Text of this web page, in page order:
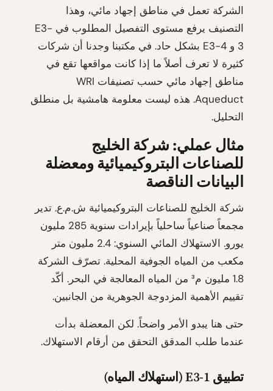
الشركة تعمل في مناطق إجهاد مائي، وهذا
التصنيف يرفع مستوى التفصيل المطلوب في E3-
3 و E3-4 بشكل حاد. في مكتبنا وجدنا أن شركات
كثيرة لا تعرف أصلاً ما إذا كانت مواقعها تقع في
مناطق إجهاد مائي حسب تصنيفات WRI
Aqueduct. هذه ليست معلومة هامشية بل منطلق
التحليل.
مثال عملي: شركة الخليج
للصناعات البتروكيميائية ومعضلة
البيانات الناقصة
شركة الخليج للصناعات البتروكيميائية ش.م.ع. تدير
مجمعاً صناعياً ساحلياً بإيرادات سنوية 285 مليون
يورو. الاستهلاك المائي السنوي: 2.4 مليون متر
مكعب من المياه الجوفية المحلية. تصرّف الشركة
1.8 مليون م³ من المياه المعالجة في البحر. أكّد
تقييم الأهمية المزدوجة الجوهرية من الجانبين.
حتى هنا يبدو الأمر واضحاً. لكن المعضلة بدأت
عندما طلب المدقق التحقق من أرقام الاستهلاك.
تطبيق E3-1 (استهلاك المياه)